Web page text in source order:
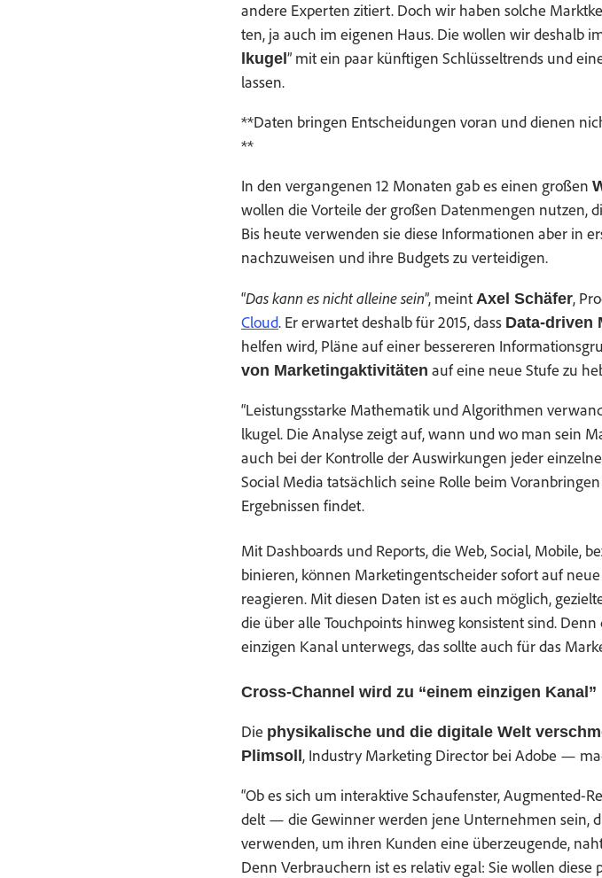
andere Experten zitiert. Doch wir haben solche
ten, ja auch im eige­nen Haus. Die wollen wir deshalb
lkugel ” mit ein paar kün­fti­gen Schlüs­sel­trends und
lassen.
**Dat­en brin­gen Entschei­dun­gen voran und dienen
**
In den ver­gan­genen 12 Monat­en gab es einen großen
wollen die Vorteile der großen Daten­men­gen nutzen,
Bis heute ver­wen­den sie diese Infor­ma­tio­nen aber in
nachzuweisen und ihre Bud­gets zu verteidigen.
“Das kann es nicht alleine sein”, meint Axel Schäfer,
Cloud. Er erwartet deshalb für 2015, dass Data-dri­ven
helfen wird, Pläne auf ein­er besser­eren
von Mar­ketingak­tiv­itäten auf eine neue Stufe zu
“Leis­tungsstarke Math­e­matik und Algo­rith­men
lkugel. Die Analyse zeigt auf, wann und wo man sein
auch bei der Kon­trolle der Auswirkun­gen jed­er
Social Media tat­säch­lich seine Rolle beim
Ergeb­nis­sen findet.
Mit Dash­boards und Reports, die Web, Social, Mobile,
binieren, kön­nen Mar­ketin­gentschei­der sofort auf
reagieren. Mit diesen Dat­en ist es auch möglich,
die über alle Touch­points hin­weg kon­sis­tent sind.
einzi­gen Kanal unter­wegs, das sollte auch für das
Cross-Chan­nel wird zu “einem einzi­gen Kanal”
Die physikalis­che und die dig­i­tale Welt
Plim­soll , Indus­try Mar­ket­ing Direc­tor bei Adobe —
“Ob es sich um inter­ak­tive Schaufen­ster, Aug­ment­ed-
delt — die Gewin­ner wer­den jene Unternehmen sein,
ver­wen­den, um ihren Kun­den eine überzeu­gende,
Denn Ver­brauch­ern ist es rel­a­tiv egal: Sie wollen